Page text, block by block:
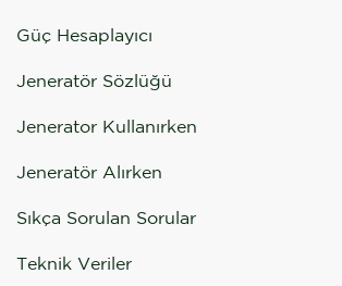
Güç Hesaplayıcı
Jeneratör Sözlüğü
Jenerator Kullanırken
Jeneratör Alırken
Sıkça Sorulan Sorular
Teknik Veriler